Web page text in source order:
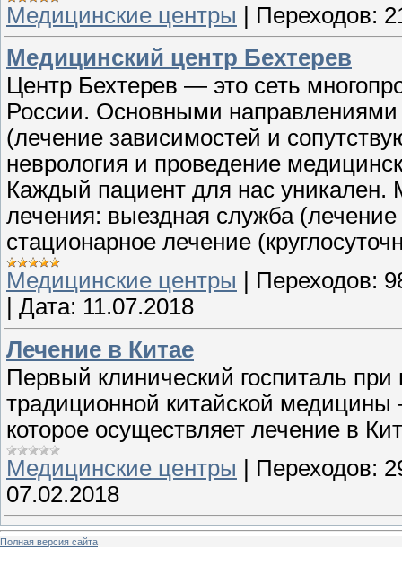
Медицинские центры | Переходов:
Медицинский центр Бехтерев
Центр Бехтерев — это сеть
России. Основными направлениями
(лечение зависимостей и
неврология и проведение
Каждый пациент для нас уникален.
лечения: выездная служба
стационарное лечение
Медицинские центры
Переходов:
Дата: 11.07.2018
Лечение в Китае
Первый клинический госпиталь при
традиционной китайской медицины
которое осуществляет лечение в
Медицинские центры
Переходов:
07.02.2018
Полная версия сайта